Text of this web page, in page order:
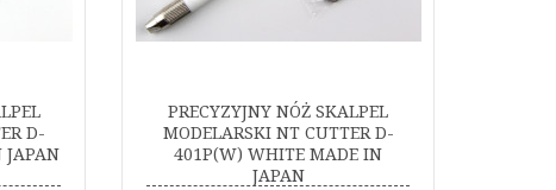
D-
JAPAN
PRECYZYJNY NÓŻ SKALPEL
MODELARSKI NT CUTTER D-
401P(W) WHITE MADE IN
JAPAN